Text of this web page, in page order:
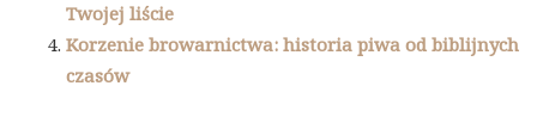
Twojej liście
Korzenie browarnictwa: historia piwa od biblijnych
czasów